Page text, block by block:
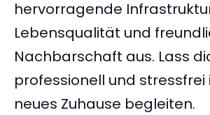
hervorragende
Lebensqualität und
Nachbarschaft aus. Lass
professionell und stressfrei
neues Zuhause begleiten.